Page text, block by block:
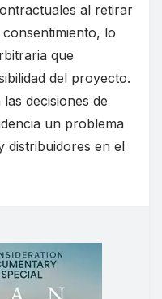
al retirar
lo
que
del proyecto.
decisiones de
un problema
distribuidores en el